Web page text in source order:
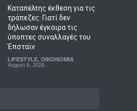
Καταπέλτης έκθεση για τις
τράπεζες: Γιατί δεν
δήλωσαν έγκαιρα τις
ύποπτες συναλλαγές του
Έπσταϊν
LIFESTYLE, ΟΙΚΟΝΟΜΙΑ
August 6, 2026